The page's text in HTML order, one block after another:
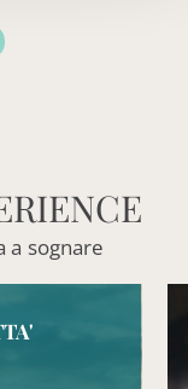
a sognare